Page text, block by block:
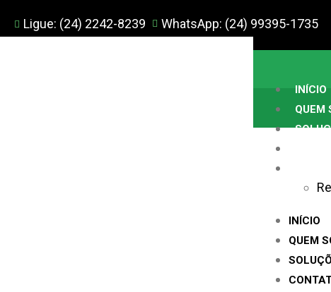
Ligue: (24) 2242-8239 WhatsApp: (24) 99395-1735
INÍCIO
QUEM
INÍCIO
QUEM